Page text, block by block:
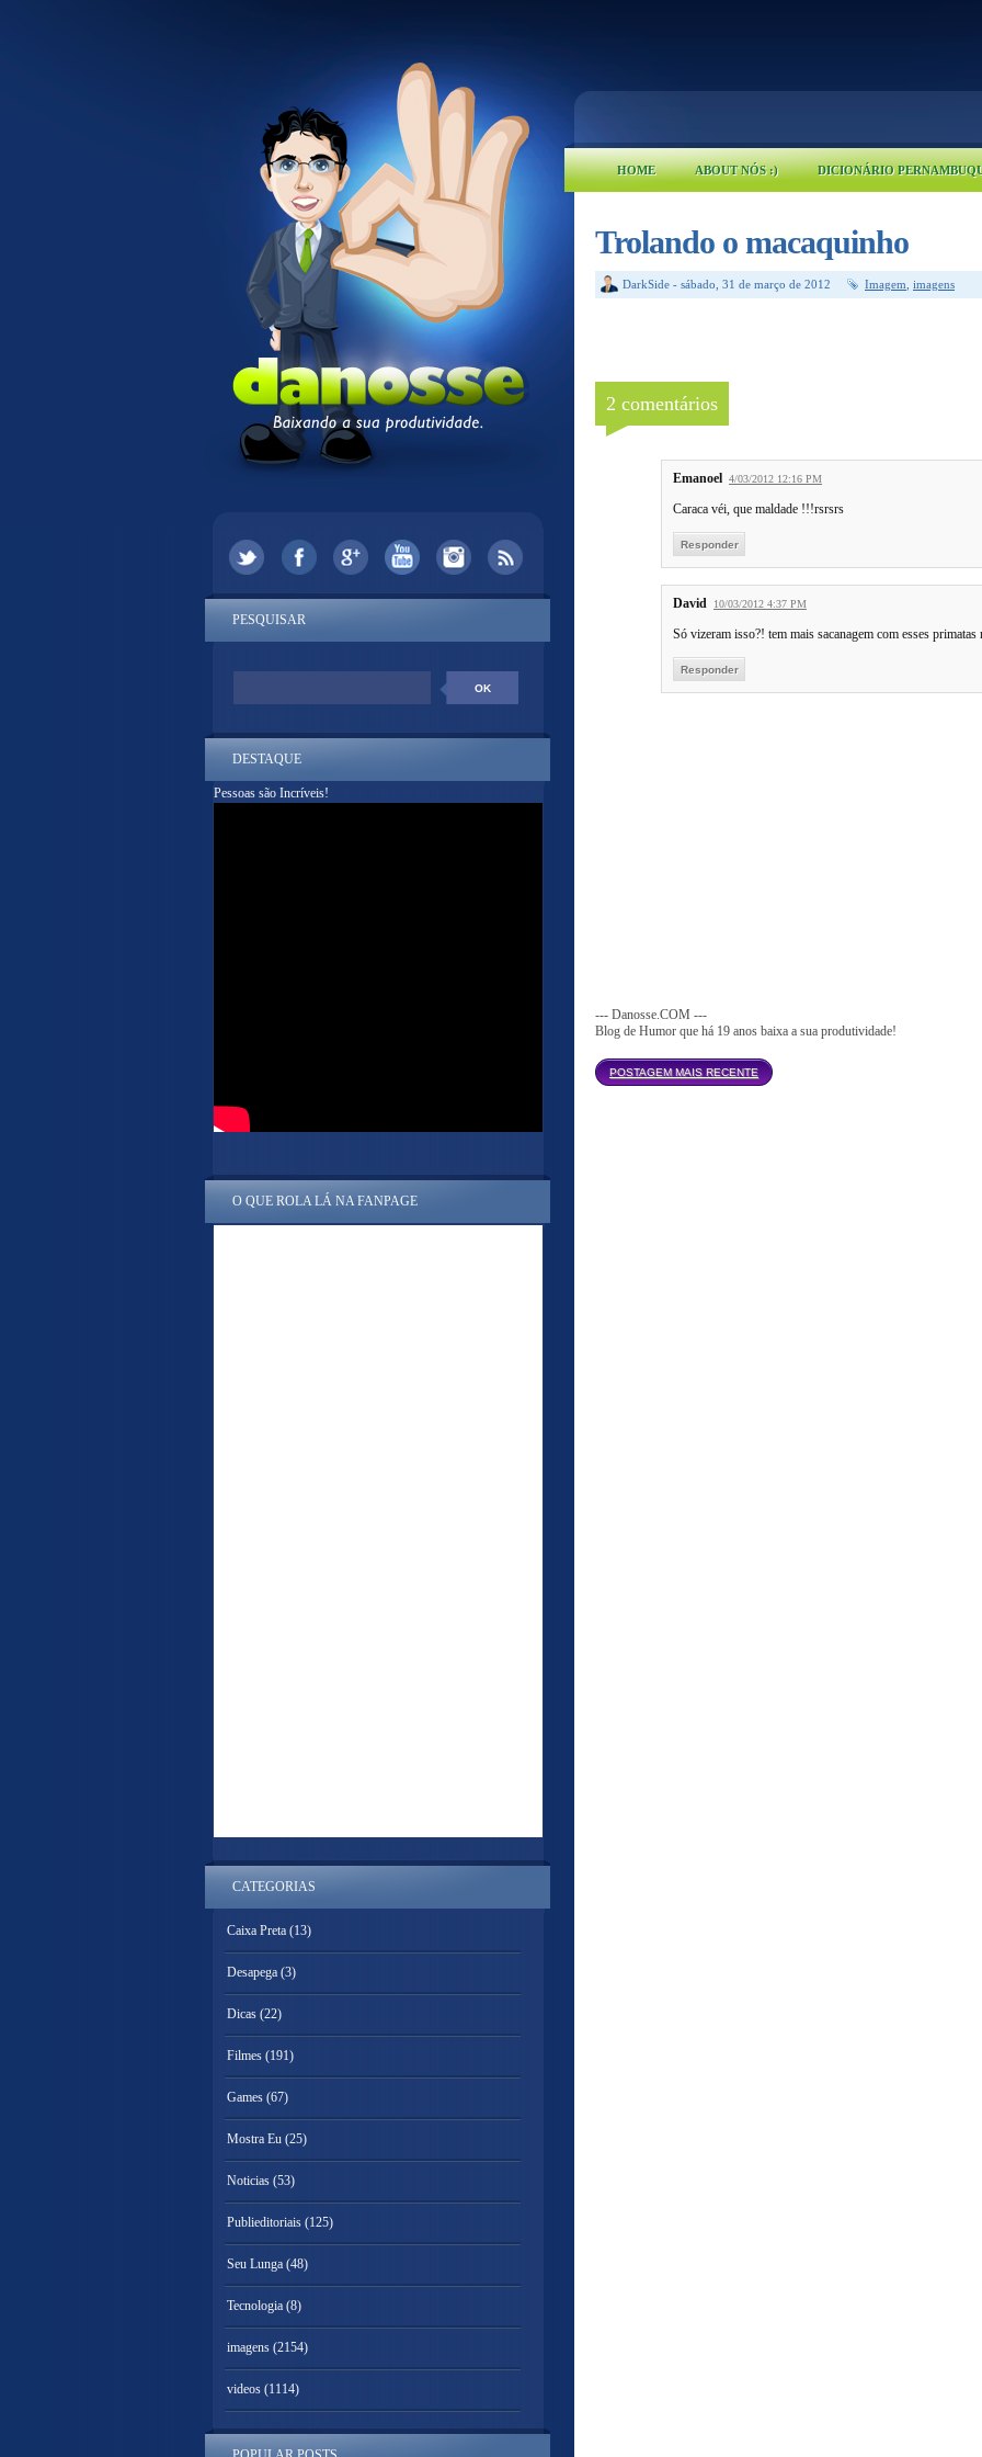
HOME ABOUT NÓS :) DICIONÁRIO
Trolando o macaquinho
DarkSide - sábado, 31 de março de 2012 Imagem imagens
2 comentários
Emanoel 4/03/2012 12:16 PM
Caraca véi, que maldade !!!rsrsrs
Responder
David 10/03/2012 4:37 PM
Só vizeram isso?! tem mais sacanagem com esses
Responder
--- Danosse.COM ---
Blog de Humor que há 19 anos baixa a sua produtividade!
POSTAGEM MAIS RECENTE
PESQUISAR
DESTAQUE
Pessoas são Incríveis!
O QUE ROLA LÁ NA FANPAGE
CATEGORIAS
Caixa Preta (13)
Desapega (3)
Dicas (22)
Filmes (191)
Games (67)
Mostra Eu (25)
Noticias (53)
Publieditoriais (125)
Seu Lunga (48)
Tecnologia (8)
imagens (2154)
videos (1114)